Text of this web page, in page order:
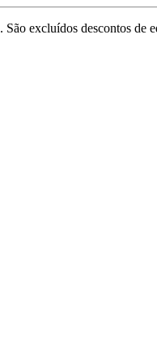
. São excluídos descontos de